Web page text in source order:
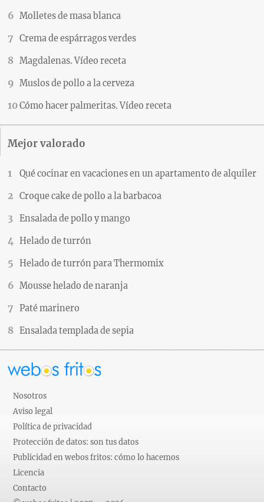
Molletes de masa blanca
Crema de espárragos verdes
Magdalenas. Vídeo receta
Muslos de pollo a la cerveza
Cómo hacer palmeritas. Vídeo receta
Mejor valorado
Qué cocinar en vacaciones en un apartamento de alquiler
Croque cake de pollo a la barbacoa
Ensalada de pollo y mango
Helado de turrón
Helado de turrón para Thermomix
Mousse helado de naranja
Paté marinero
Ensalada templada de sepia
Nosotros
Aviso legal
Política de privacidad
Protección de datos: son tus datos
Publicidad en webos fritos: cómo lo hacemos
Licencia
Contacto